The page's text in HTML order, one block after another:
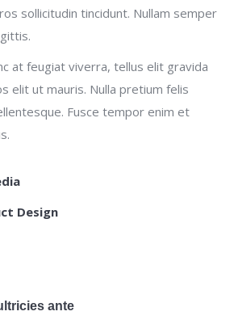
sollicitudin tincidunt. Nullam semper
at feugiat viverra, tellus elit gravida
elit ut mauris. Nulla pretium felis
Fusce tempor enim et
Design
ante